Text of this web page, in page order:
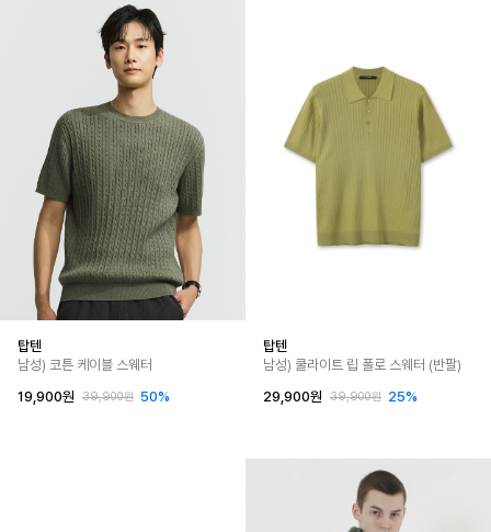
탑텐
남성) 코튼 케이블 스웨터
19,900원
39,900원 50%
탑텐
남성) 쿨라이트 립 폴로 스웨터 (반팔)
29,900원
39,900원 25%